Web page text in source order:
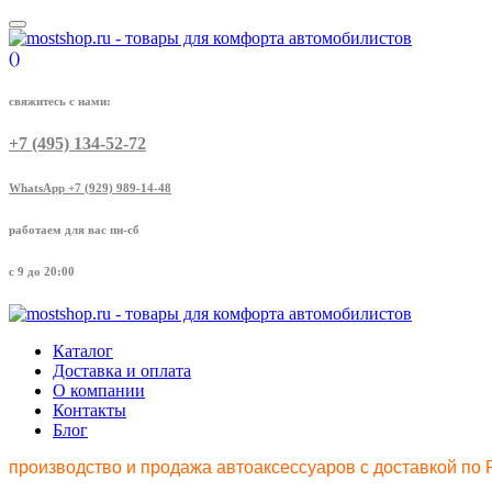
()
свяжитесь с нами:
+7 (495) 134-52-72
WhatsApp +7 (929) 989-14-48
работаем для вас пн-сб
с 9 до 20:00
Каталог
Доставка и оплата
О компании
Контакты
Блог
производство и продажа автоаксессуаров с доставкой по